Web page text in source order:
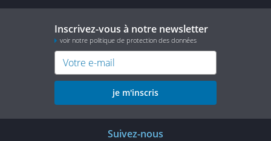
Inscrivez-vous à notre newsletter
voir notre politique de protection des données
je m'inscris
Suivez-nous